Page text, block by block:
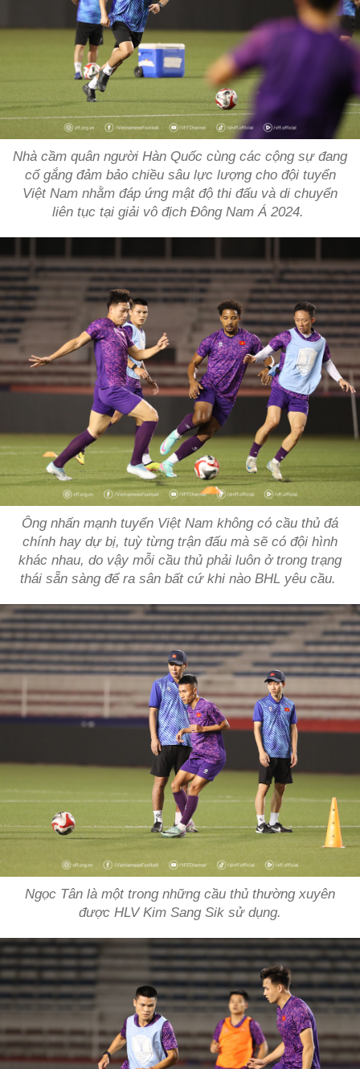
Nhà cầm quân người Hàn Quốc cùng các cộng sự đang
cố gắng đảm bảo chiều sâu lực lượng cho đội tuyển
Việt Nam nhằm đáp ứng mật độ thi đấu và di chuyển
liên tục tại giải vô địch Đông Nam Á 2024.
Ông nhấn mạnh tuyển Việt Nam không có cầu thủ đá
chính hay dự bị, tuỳ từng trận đấu mà sẽ có đội hình
khác nhau, do vậy mỗi cầu thủ phải luôn ở trong trạng
thái sẵn sàng để ra sân bất cứ khi nào BHL yêu cầu.
Ngọc Tân là một trong những cầu thủ thường xuyên
được HLV Kim Sang Sik sử dụng.